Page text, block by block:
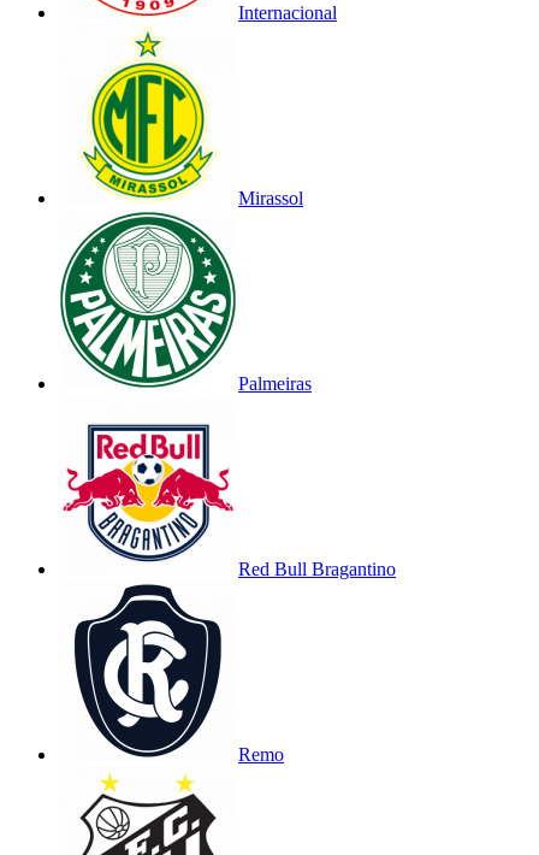
Internacional
Mirassol
Palmeiras
Red Bull Bragantino
Remo